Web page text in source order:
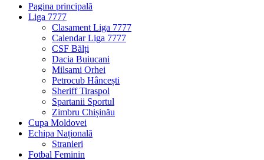
Pagina principală
Liga 7777
Clasament Liga 7777
Calendar Liga 7777
CSF Bălți
Dacia Buiucani
Milsami Orhei
Petrocub Hâncești
Sheriff Tiraspol
Spartanii Sportul
Zimbru Chișinău
Cupa Moldovei
Echipa Națională
Stranieri
Fotbal Feminin